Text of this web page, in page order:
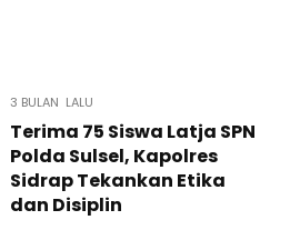
3 BULAN LALU
Terima 75 Siswa Latja SPN
Polda Sulsel, Kapolres
Sidrap Tekankan Etika
dan Disiplin